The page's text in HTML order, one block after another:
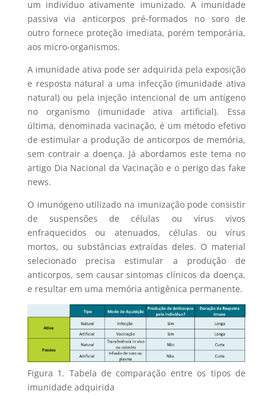
um indivíduo ativamente imunizado. A imunidade
passiva via anticorpos pré-formados no soro de
outro fornece proteção imediata, porém temporária,
aos micro-organismos.
A imunidade ativa pode ser adquirida pela exposição
e resposta natural a uma infecção (imunidade ativa
natural) ou pela injeção intencional de um antígeno
no organismo (imunidade ativa artificial). Essa
última, denominada vacinação, é um método efetivo
de estimular a produção de anticorpos de memória,
sem contrair a doença. Já abordamos este tema no
artigo Dia Nacional da Vacinação e o perigo das fake
news.
O imunógeno utilizado na imunização pode consistir
de suspensões de células ou vírus vivos
enfraquecidos ou atenuados, células ou vírus
mortos, ou substâncias extraídas deles. O material
selecionado precisa estimular a produção de
anticorpos, sem causar sintomas clínicos da doença,
e resultar em uma memória antigênica permanente.
Figura 1. Tabela de comparação entre os tipos de
imunidade adquirida